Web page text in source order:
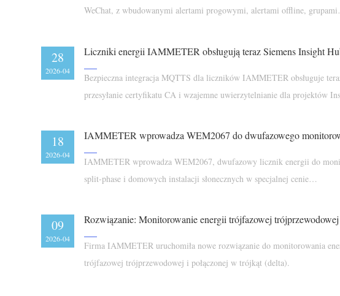
WeChat, z wbudowanymi alertami progowymi, alertami offline, grupami
28
2026-04
Liczniki energii IAMMETER obsługują teraz Siemens Insight
Bezpieczna integracja MQTTS dla liczników IAMMETER obsługuje
przesyłanie certyfikatu CA i wzajemne uwierzytelnianie dla projektów
18
2026-04
IAMMETER wprowadza WEM2067, dwufazowy licznik energii do
split-phase i domowych instalacji słonecznych w specjalnej cenie
09
2026-04
Rozwiązanie: Monitorowanie energii trójfazowej trójprzewodowej
Firma IAMMETER uruchomiła nowe rozwiązanie do monitorowania
trójfazowej trójprzewodowej i połączonej w trójkąt (delta).